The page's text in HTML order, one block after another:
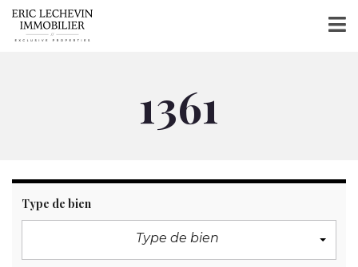
1361
Type de bien
Type de bien